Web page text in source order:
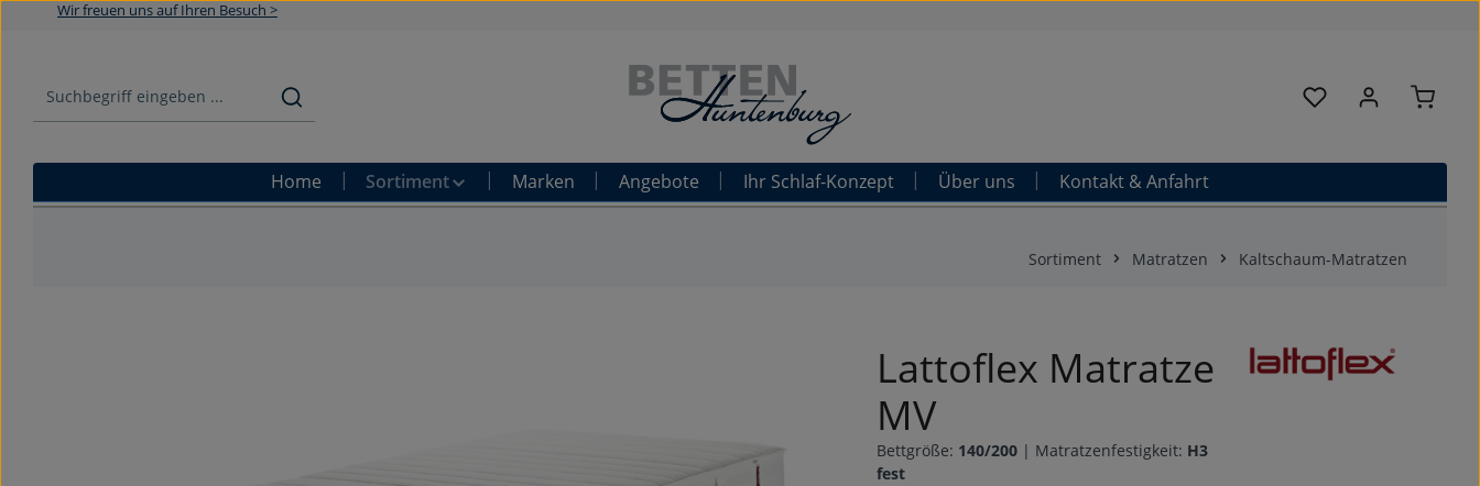
Zum Hauptinhalt springen
Zur Suche springen
Zur Hauptnavigation springen
Wir freuen uns auf Ihren Besuch >
Du hast 0 Produkte
Home Sortiment Marken Angebote Ihr Schlaf-Konzept Über uns Kontakt & Anfahrt
Sortiment Matratzen Kaltschaum-Matratzen
Lattoflex Matratze
MV
Bettgröße: 140/200 | Matratzenfestigkeit: H3
fest